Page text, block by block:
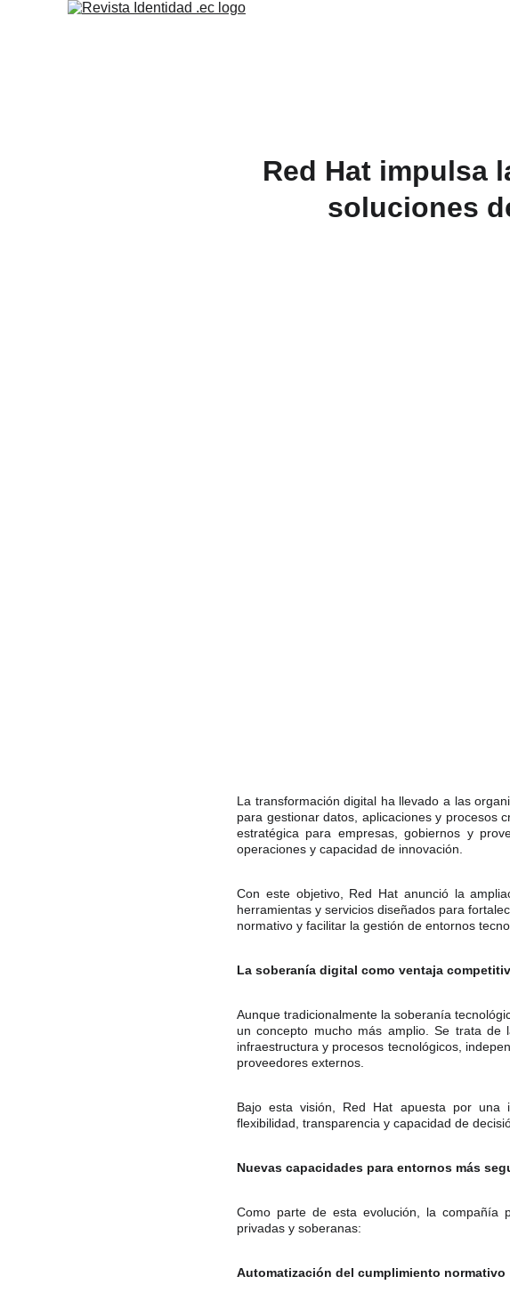
Red Hat impulsa
soluciones
La transformación digital ha llevado a las
para gestionar datos, aplicaciones y procesos
estratégica para empresas, gobiernos y
operaciones y capacidad de innovación.
Con este objetivo, Red Hat anunció la
herramientas y servicios diseñados para
normativo y facilitar la gestión de entornos
La soberanía digital como ventaja
Aunque tradicionalmente la soberanía
un concepto mucho más amplio. Se trata de
infraestructura y procesos tecnológicos,
proveedores externos.
Bajo esta visión, Red Hat apuesta por una
flexibilidad, transparencia y capacidad de
Nuevas capacidades para entornos más
Como parte de esta evolución, la compañía
privadas y soberanas:
Automatización del cumplimiento normativo